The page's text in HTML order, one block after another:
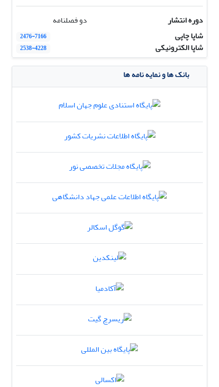
دوره انتشار
دو فصلنامه
شاپا چاپی
2476-7166
شاپا الکترونیکی 2538-4228
بانک ها و نمایه نامه ها